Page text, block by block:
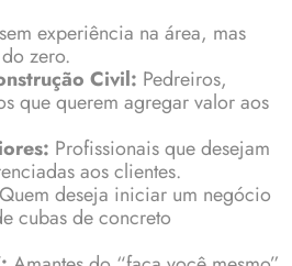
experiência na área, mas
zero.
Civil: Pedreiros,
que querem agregar valor aos
Profissionais que desejam
aos clientes.
Quem deseja iniciar um negócio
cubas de concreto